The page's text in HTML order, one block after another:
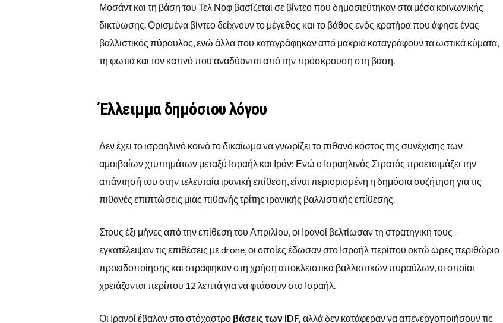
Μοσάντ και τη βάση του Τελ Νοφ βασίζεται σε βίντεο που δημοσιεύτηκαν στα μέσα κοινωνικής
δικτύωσης. Ορισμένα βίντεο δείχνουν το μέγεθος και το βάθος ενός κρατήρα που άφησε ένας
βαλλιστικός πύραυλος, ενώ άλλα που καταγράφηκαν από μακριά καταγράφουν τα ωστικά κύματα,
τη φωτιά και τον καπνό που αναδύονται από την πρόσκρουση στη βάση.
Έλλειμμα δημόσιου λόγου
Δεν έχει το ισραηλινό κοινό το δικαίωμα να γνωρίζει το πιθανό κόστος της συνέχισης των
αμοιβαίων χτυπημάτων μεταξύ Ισραήλ και Ιράν; Ενώ ο Ισραηλινός Στρατός προετοιμάζει την
απάντησή του στην τελευταία ιρανική επίθεση, είναι περιορισμένη η δημόσια συζήτηση για τις
πιθανές επιπτώσεις μιας πιθανής τρίτης ιρανικής βαλλιστικής επίθεσης.
Στους έξι μήνες από την επίθεση του Απριλίου, οι Ιρανοί βελτίωσαν τη στρατηγική τους –
εγκατέλειψαν τις επιθέσεις με drone, οι οποίες έδωσαν στο Ισραήλ περίπου οκτώ ώρες περιθώριο
προειδοποίησης και στράφηκαν στη χρήση αποκλειστικά βαλλιστικών πυραύλων, οι οποίοι
χρειάζονται περίπου 12 λεπτά για να φτάσουν στο Ισραήλ.
Οι Ιρανοί έβαλαν στο στόχαστροβάσεις των IDF, αλλά δεν κατάφεραν να απενεργοποιήσουν τις